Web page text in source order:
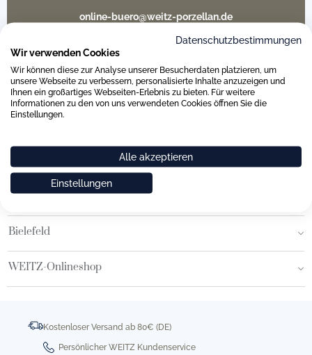
online-buero@weitz-porzellan.de
Unsere Häuser
Hamburg am Neuen Wall
Hamburg AEZ
Bielefeld
WEITZ-Onlineshop
Kostenloser Versand ab 80€ (DE)
Persönlicher WEITZ Kundenservice
Datenschutzbestimmungen
Wir verwenden Cookies
Wir können diese zur Analyse unserer Besucherdaten platzieren, um
unsere Webseite zu verbessern, personalisierte Inhalte anzuzeigen und
Ihnen ein großartiges Webseiten-Erlebnis zu bieten. Für weitere
Informationen zu den von uns verwendeten Cookies öffnen Sie die
Einstellungen.
Alle akzeptieren
Einstellungen